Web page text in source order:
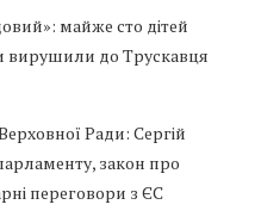
майже сто дітей
вирушили до Трускавця
Ради: Сергій
закон про
переговори з ЄС